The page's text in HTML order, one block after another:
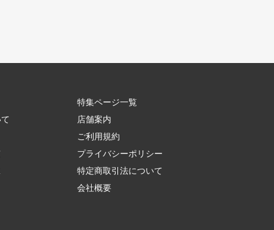
特集ページ一覧
店舗案内
ご利用規約
プライバシーポリシー
特定商取引法について
会社概要